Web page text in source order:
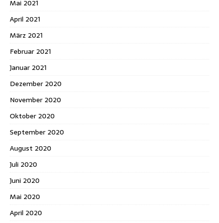
Mai 2021
April 2021
März 2021
Februar 2021
Januar 2021
Dezember 2020
November 2020
Oktober 2020
September 2020
August 2020
Juli 2020
Juni 2020
Mai 2020
April 2020